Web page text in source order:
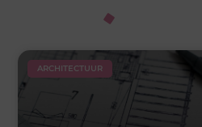
ARCHITECTUUR